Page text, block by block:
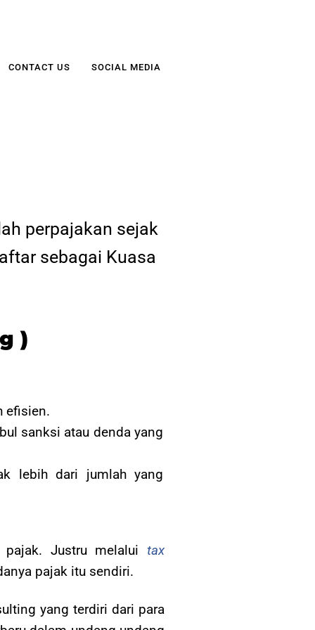
CONTACT US SOCIAL MEDIA
perpajakan sejak
sebagai Kuasa
)
efisien.
sanksi atau denda yang
lebih dari jumlah yang
pajak. Justru melalui tax
pajak itu sendiri.
yang terdiri dari para